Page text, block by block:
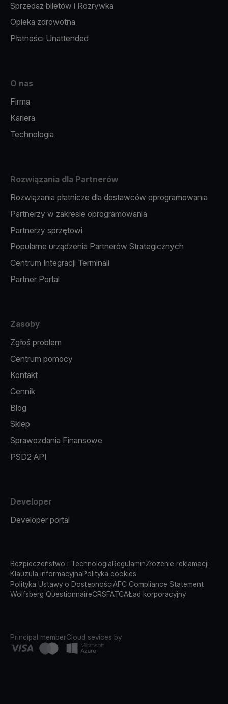
Sprzedaż biletów i Rozrywka
Opieka zdrowotna
Płatności Unattended
O nas
Firma
Kariera
Technologia
Rozwiązania dla Partnerów
Rozwiązania płatnicze dla dostawców oprogramowania
Partnerzy w zakresie oprogramowania
Partnerzy sprzętowi
Popularne urządzenia Partnerów Strategicznych
Centrum Integracji Terminali
Partner Portal
Zasoby
Zgłoś problem
Centrum pomocy
Kontakt
Cennik
Blog
Sklep
Sprawozdania Finansowe
PSD2 API
Developer
Developer portal
Bezpieczeństwo i TechnologiaRegulaminZłożenie reklamacji
Klauzula informacyjnaPolityka cookies
Polityka Ustawy o DostępnościAFC Compliance Statement
Wolfsberg QuestionnaireCRSFATCAŁad korporacyjny
Principal memberCloud sevices by